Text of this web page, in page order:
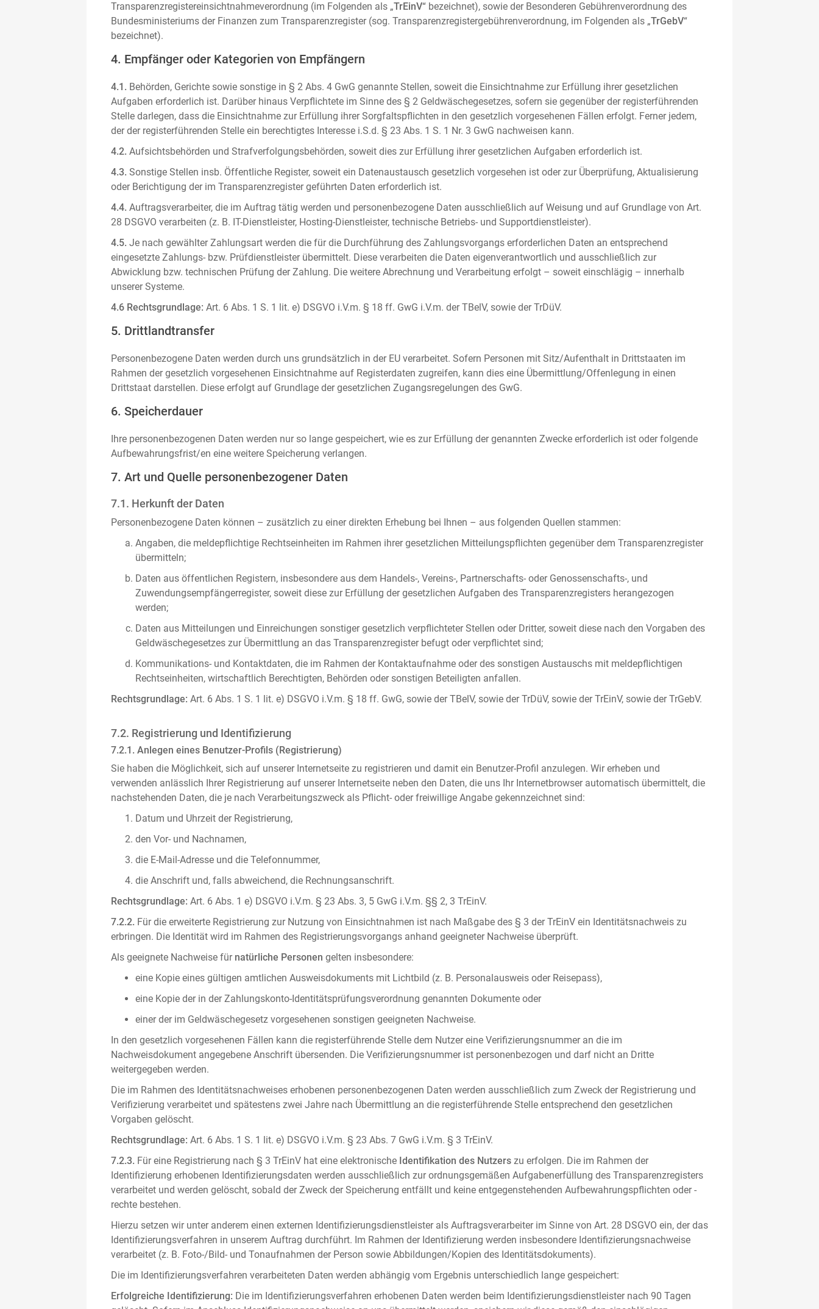
Transparenzregistereinsichtnahmeverordnung (im Folgenden als „TrEinV“ bezeichnet), sowie der Besonderen Gebührenverordnung des
Bundesministeriums der Finanzen zum Transparenzregister (sog. Transparenzregistergebührenverordnung, im Folgenden als „TrGebV“
bezeichnet).
4. Empfänger oder Kategorien von Empfängern
4.1. Behörden, Gerichte sowie sonstige in § 2 Abs. 4 GwG genannte Stellen, soweit die Einsichtnahme zur Erfüllung ihrer gesetzlichen
Aufgaben erforderlich ist. Darüber hinaus Verpflichtete im Sinne des § 2 Geldwäschegesetzes, sofern sie gegenüber der registerführenden
Stelle darlegen, dass die Einsichtnahme zur Erfüllung ihrer Sorgfaltspflichten in den gesetzlich vorgesehenen Fällen erfolgt. Ferner jedem,
der der registerführenden Stelle ein berechtigtes Interesse i.S.d. § 23 Abs. 1 S. 1 Nr. 3 GwG nachweisen kann.
4.2. Aufsichtsbehörden und Strafverfolgungsbehörden, soweit dies zur Erfüllung ihrer gesetzlichen Aufgaben erforderlich ist.
4.3. Sonstige Stellen insb. Öffentliche Register, soweit ein Datenaustausch gesetzlich vorgesehen ist oder zur Überprüfung, Aktualisierung
oder Berichtigung der im Transparenzregister geführten Daten erforderlich ist.
4.4. Auftragsverarbeiter, die im Auftrag tätig werden und personenbezogene Daten ausschließlich auf Weisung und auf Grundlage von Art.
28 DSGVO verarbeiten (z. B. IT-Dienstleister, Hosting-Dienstleister, technische Betriebs- und Supportdienstleister).
4.5. Je nach gewählter Zahlungsart werden die für die Durchführung des Zahlungsvorgangs erforderlichen Daten an entsprechend
eingesetzte Zahlungs- bzw. Prüfdienstleister übermittelt. Diese verarbeiten die Daten eigenverantwortlich und ausschließlich zur
Abwicklung bzw. technischen Prüfung der Zahlung. Die weitere Abrechnung und Verarbeitung erfolgt – soweit einschlägig – innerhalb
unserer Systeme.
4.6 Rechtsgrundlage: Art. 6 Abs. 1 S. 1 lit. e) DSGVO i.V.m. § 18 ff. GwG i.V.m. der TBelV, sowie der TrDüV.
5. Drittlandtransfer
Personenbezogene Daten werden durch uns grundsätzlich in der EU verarbeitet. Sofern Personen mit Sitz/Aufenthalt in Drittstaaten im
Rahmen der gesetzlich vorgesehenen Einsichtnahme auf Registerdaten zugreifen, kann dies eine Übermittlung/Offenlegung in einen
Drittstaat darstellen. Diese erfolgt auf Grundlage der gesetzlichen Zugangsregelungen des GwG.
6. Speicherdauer
Ihre personenbezogenen Daten werden nur so lange gespeichert, wie es zur Erfüllung der genannten Zwecke erforderlich ist oder folgende
Aufbewahrungsfrist/en eine weitere Speicherung verlangen.
7. Art und Quelle personenbezogener Daten
7.1. Herkunft der Daten
Personenbezogene Daten können – zusätzlich zu einer direkten Erhebung bei Ihnen – aus folgenden Quellen stammen:
Angaben, die meldepflichtige Rechtseinheiten im Rahmen ihrer gesetzlichen Mitteilungspflichten gegenüber dem Transparenzregister
übermitteln;
Daten aus öffentlichen Registern, insbesondere aus dem Handels-, Vereins-, Partnerschafts- oder Genossenschafts-, und
Zuwendungsempfängerregister, soweit diese zur Erfüllung der gesetzlichen Aufgaben des Transparenzregisters herangezogen
werden;
Daten aus Mitteilungen und Einreichungen sonstiger gesetzlich verpflichteter Stellen oder Dritter, soweit diese nach den Vorgaben des
Geldwäschegesetzes zur Übermittlung an das Transparenzregister befugt oder verpflichtet sind;
Kommunikations- und Kontaktdaten, die im Rahmen der Kontaktaufnahme oder des sonstigen Austauschs mit meldepflichtigen
Rechtseinheiten, wirtschaftlich Berechtigten, Behörden oder sonstigen Beteiligten anfallen.
Rechtsgrundlage: Art. 6 Abs. 1 S. 1 lit. e) DSGVO i.V.m. § 18 ff. GwG, sowie der TBelV, sowie der TrDüV, sowie der TrEinV, sowie der TrGebV.
7.2. Registrierung und Identifizierung
7.2.1. Anlegen eines Benutzer-Profils (Registrierung)
Sie haben die Möglichkeit, sich auf unserer Internetseite zu registrieren und damit ein Benutzer-Profil anzulegen. Wir erheben und
verwenden anlässlich Ihrer Registrierung auf unserer Internetseite neben den Daten, die uns Ihr Internetbrowser automatisch übermittelt, die
nachstehenden Daten, die je nach Verarbeitungszweck als Pflicht- oder freiwillige Angabe gekennzeichnet sind:
Datum und Uhrzeit der Registrierung,
den Vor- und Nachnamen,
die E-Mail-Adresse und die Telefonnummer,
die Anschrift und, falls abweichend, die Rechnungsanschrift.
Rechtsgrundlage: Art. 6 Abs. 1 e) DSGVO i.V.m. § 23 Abs. 3, 5 GwG i.V.m. §§ 2, 3 TrEinV.
7.2.2. Für die erweiterte Registrierung zur Nutzung von Einsichtnahmen ist nach Maßgabe des § 3 der TrEinV ein Identitätsnachweis zu
erbringen. Die Identität wird im Rahmen des Registrierungsvorgangs anhand geeigneter Nachweise überprüft.
Als geeignete Nachweise für natürliche Personen gelten insbesondere:
eine Kopie eines gültigen amtlichen Ausweisdokuments mit Lichtbild (z. B. Personalausweis oder Reisepass),
eine Kopie der in der Zahlungskonto-Identitätsprüfungsverordnung genannten Dokumente oder
einer der im Geldwäschegesetz vorgesehenen sonstigen geeigneten Nachweise.
In den gesetzlich vorgesehenen Fällen kann die registerführende Stelle dem Nutzer eine Verifizierungsnummer an die im
Nachweisdokument angegebene Anschrift übersenden. Die Verifizierungsnummer ist personenbezogen und darf nicht an Dritte
weitergegeben werden.
Die im Rahmen des Identitätsnachweises erhobenen personenbezogenen Daten werden ausschließlich zum Zweck der Registrierung und
Verifizierung verarbeitet und spätestens zwei Jahre nach Übermittlung an die registerführende Stelle entsprechend den gesetzlichen
Vorgaben gelöscht.
Rechtsgrundlage: Art. 6 Abs. 1 S. 1 lit. e) DSGVO i.V.m. § 23 Abs. 7 GwG i.V.m. § 3 TrEinV.
7.2.3. Für eine Registrierung nach § 3 TrEinV hat eine elektronische Identifikation des Nutzers zu erfolgen. Die im Rahmen der
Identifizierung erhobenen Identifizierungsdaten werden ausschließlich zur ordnungsgemäßen Aufgabenerfüllung des Transparenzregisters
verarbeitet und werden gelöscht, sobald der Zweck der Speicherung entfällt und keine entgegenstehenden Aufbewahrungspflichten oder -
rechte bestehen.
Hierzu setzen wir unter anderem einen externen Identifizierungsdienstleister als Auftragsverarbeiter im Sinne von Art. 28 DSGVO ein, der das
Identifizierungsverfahren in unserem Auftrag durchführt. Im Rahmen der Identifizierung werden insbesondere Identifizierungsnachweise
verarbeitet (z. B. Foto-/Bild- und Tonaufnahmen der Person sowie Abbildungen/Kopien des Identitätsdokuments).
Die im Identifizierungsverfahren verarbeiteten Daten werden abhängig vom Ergebnis unterschiedlich lange gespeichert:
Erfolgreiche Identifizierung: Die im Identifizierungsverfahren erhobenen Daten werden beim Identifizierungsdienstleister nach 90 Tagen